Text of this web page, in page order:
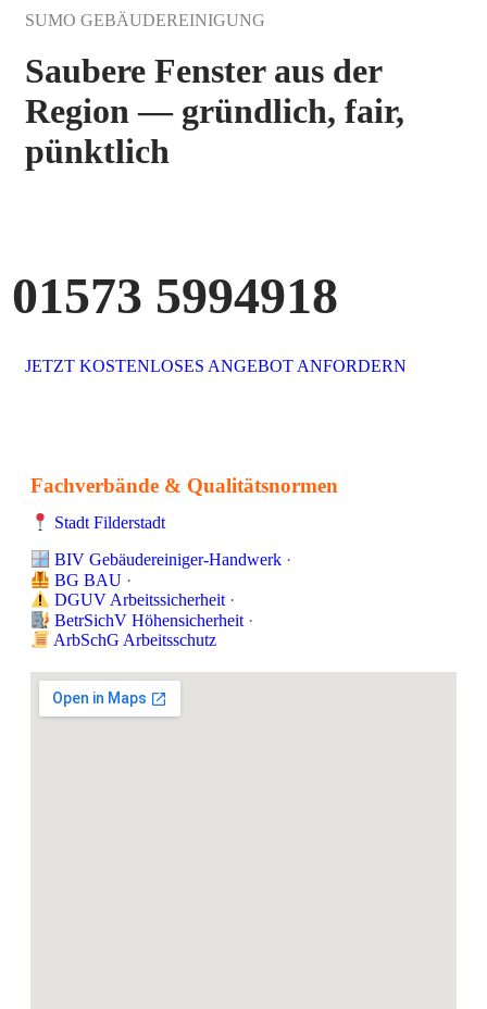
SUMO GEBÄUDEREINIGUNG
Saubere Fenster aus der
Region — gründlich, fair,
pünktlich
01573 5994918
JETZT KOSTENLOSES ANGEBOT ANFORDERN
Fachverbände & Qualitätsnormen
Stadt Filderstadt
BIV Gebäudereiniger-Handwerk ·
BG BAU ·
DGUV Arbeitssicherheit·
BetrSichV Höhensicherheit ·
ArbSchG Arbeitsschutz